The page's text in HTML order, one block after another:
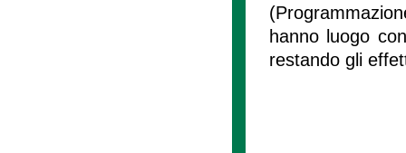
hanno luogo
restando gli